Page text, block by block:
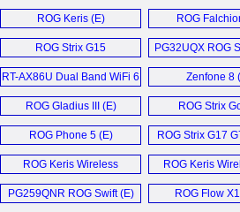
Laptop (E)
ROG Keris (E) ROG
ROG Strix G15
Advantage (E)
PG32UQX ROG
Monitor
RT-AX86U Dual Band WiFi 6
Gaming Router (E)
Zenfone 8
ROG Gladius III (E)
ROG Strix
Headset
ROG Phone 5 (E) ROG Strix G17
ROG Keris Wireless
Mouse (E)
ROG Keris
PG259QNR ROG Swift (E) ROG Flow